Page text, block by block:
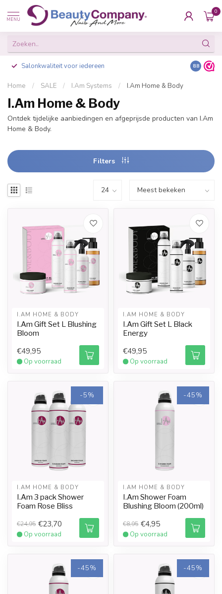
MENU
0
Salonkwaliteit voor iedereen Gratis
8.8
Home / SALE / I.Am Systems / I.Am Home & Body
I.Am Home & Body
Ontdek tijdelijke aanbiedingen en afgeprijsde producten van I.Am
Home & Body.
Filters
I.AM HOME & BODY
I.Am Gift Set L Blushing
Bloom
€49,95
Op voorraad
I.AM HOME & BODY
I.Am Gift Set L Black
Energy
€49,95
Op voorraad
-5%
I.AM HOME & BODY
I.Am 3 pack Shower
Foam Rose Bliss
€24,95 €23,70
Op voorraad
-45%
I.AM HOME & BODY
I.Am Shower Foam
Blushing Bloom (200ml)
€8,95 €4,95
Op voorraad
-45% -45%